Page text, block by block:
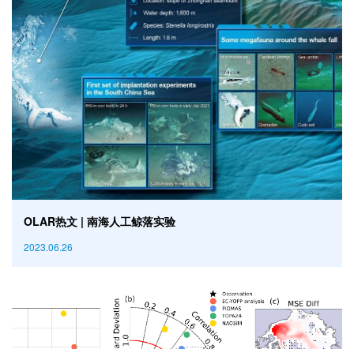
OLAR热文 | 南海人工鲸落实验
2023.06.26